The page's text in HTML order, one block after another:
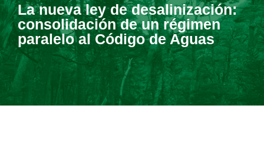
La nueva ley de desalinización:
consolidación de un régimen
paralelo al Código de Aguas